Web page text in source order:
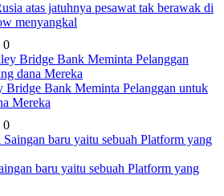
atas jatuhnya pesawat tak berawak di
menyangkal
0
Bridge Bank Meminta Pelanggan untuk
Mereka
0
baru yaitu sebuah Platform yang